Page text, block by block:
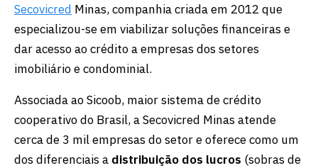
Secovicred Minas, companhia criada em 2012 que
especializou-se em viabilizar soluções financeiras e
dar acesso ao crédito a empresas dos setores
imobiliário e condominial.
Associada ao Sicoob, maior sistema de crédito
cooperativo do Brasil, a Secovicred Minas atende
cerca de 3 mil empresas do setor e oferece como um
dos diferenciais a distribuição dos lucros (sobras de